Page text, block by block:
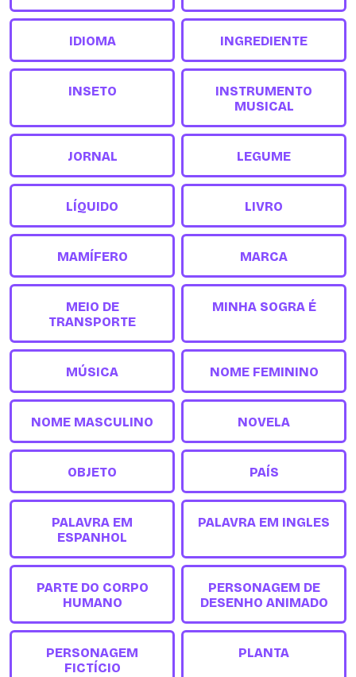
IDIOMA INGREDIENTE
INSETO
INSTRUMENTO
MUSICAL
JORNAL LEGUME
LÍQUIDO LIVRO
MAMÍFERO MARCA
MEIO DE
TRANSPORTE
MINHA SOGRA É
MÚSICA NOME FEMININO
NOME MASCULINO NOVELA
OBJETO PAÍS
PALAVRA EM
ESPANHOL
PALAVRA EM INGLES
PARTE DO CORPO
HUMANO
PERSONAGEM DE
DESENHO ANIMADO
PERSONAGEM
FICTÍCIO
PLANTA